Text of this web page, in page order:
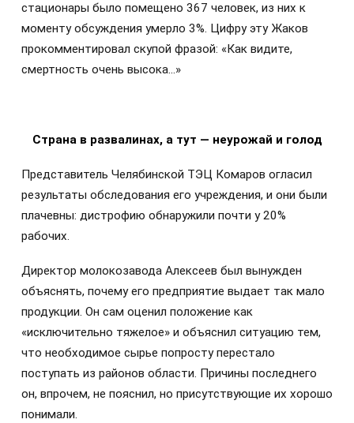
стационары было помещено 367 человек, из них к
моменту обсуждения умерло 3%. Цифру эту Жаков
прокомментировал скупой фразой: «Как видите,
смертность очень высока...»
Страна в развалинах, а тут — неурожай и голод
Представитель Челябинской ТЭЦ Комаров огласил
результаты обследования его учреждения, и они были
плачевны: дистрофию обнаружили почти у 20%
рабочих.
Директор молокозавода Алексеев был вынужден
объяснять, почему его предприятие выдает так мало
продукции. Он сам оценил положение как
«исключительно тяжелое» и объяснил ситуацию тем,
что необходимое сырье попросту перестало
поступать из районов области. Причины последнего
он, впрочем, не пояснил, но присутствующие их хорошо
понимали.